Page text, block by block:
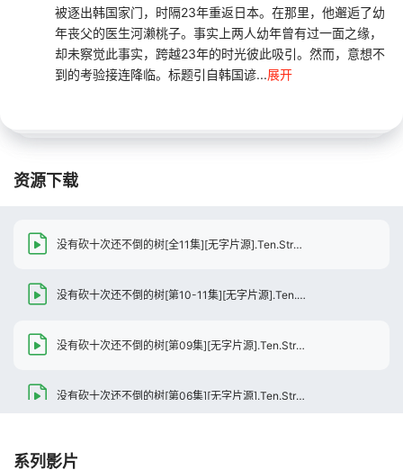
被逐出韩国家门，时隔23年重返日本。在那里，他邂逅了幼
年丧父的医生河濑桃子。事实上两人幼年曾有过一面之缘，
却未察觉此事实，跨越23年的时光彼此吸引。然而，意想不
到的考验接连降临。标题引自韩国谚...展开
资源下载
没有砍十次还不倒的树[全11集][无字片源].Ten.Strokes.to.You.S01.1080p.HuluJP.WEB-DL.AAC.2.0.H.264-BlackTV
没有砍十次还不倒的树[第10-11集][无字片源].Ten.Strokes.to.You.S01.1080p.HuluJP.WEB-DL.AAC.2.0.H.264-BlackTV
没有砍十次还不倒的树[第09集][无字片源].Ten.Strokes.to.You.S01.1080p.HuluJP.WEB-DL.AAC.2.0.H.264-BlackTV
没有砍十次还不倒的树[第06集][无字片源].Ten.Strokes.to.You.S01.1080p.HuluJP.WEB-DL.AAC.2.0.H.264-BlackTV
系列影片